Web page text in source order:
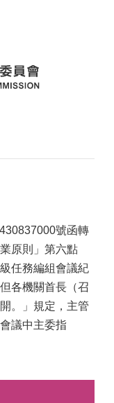
號函轉
原則」第六點
任務編組會議紀
各機關首長（召
。」規定，主管
議中主委指